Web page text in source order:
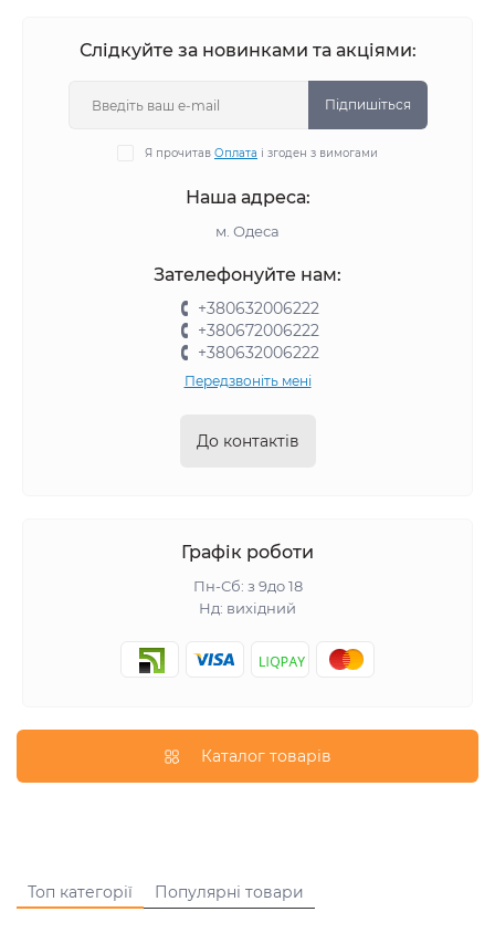
Слідкуйте за новинками та акціями:
Підпишіться
Я прочитав Оплата і згоден з вимогами
Наша адреса:
м. Одеса
Зателефонуйте нам:
+380632006222
+380672006222
+380632006222
Передзвоніть мені
До контактів
Графік роботи
Пн-Сб: з 9до 18
Нд: вихідний
Каталог товарів
Топ категорії Популярні товари